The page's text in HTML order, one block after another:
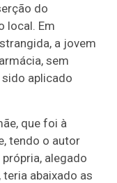
do
local. Em
a jovem
sem
aplicado
que foi à
tendo o autor
alegado
teria abaixado as